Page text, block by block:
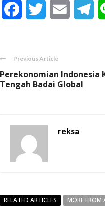
FacebookTwitter Email
Previous Article
Perekonomian Indonesia
Tengah Badai Global
reksa
RELATED ARTICLES MORE FROM